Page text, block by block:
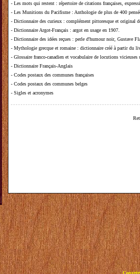
- Les mots qui restent : répertoire de citations françaises,
- Les Munitions du Pacifisme : Anthologie de plus de 400
- Dictionnaire des curieux : complément pittoresque et original
- Dictionnaire Argot-Français : argot en usage en 1907.
- Dictionnaire des idées reçues : perle d'humour noir, Gustave
- Mythologie grecque et romaine : dictionnaire créé à partir du
- Glossaire franco-canadien et vocabulaire de locutions vicieuses
- Dictionnaire Français-Anglais
- Codes postaux des communes françaises
- Codes postaux des communes belges
- Sigles et acronymes